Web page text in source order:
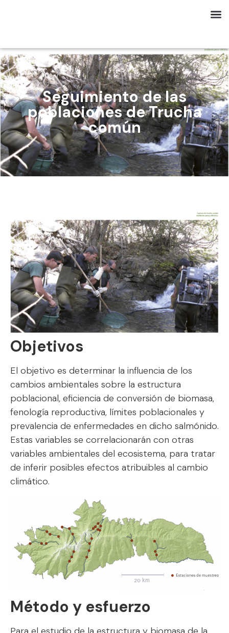
Seguimiento de las
poblaciones de Trucha
común
Objetivos
El objetivo es determinar la influencia de los
cambios ambientales sobre la estructura
poblacional, eficiencia de conversión de biomasa,
fenología reproductiva, límites poblacionales y
prevalencia de enfermedades en dicho salmónido.
Estas variables se correlacionarán con otras
variables ambientales del ecosistema, para tratar
de inferir posibles efectos atribuibles al cambio
climático.
Método y esfuerzo